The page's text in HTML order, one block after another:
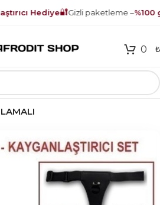
Hediye🔐Gizli paketleme –%100
0 ₺